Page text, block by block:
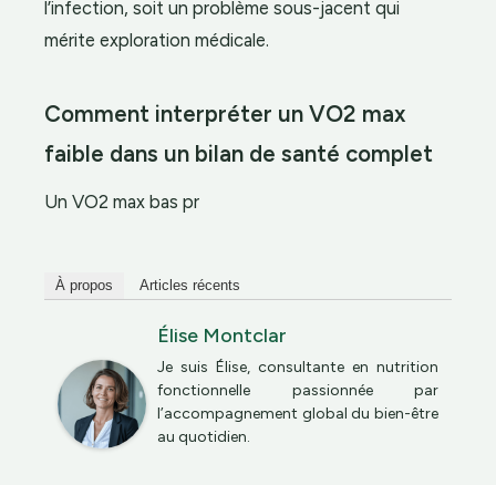
l’infection, soit un problème sous-jacent qui
mérite exploration médicale.
Comment interpréter un VO2 max
faible dans un bilan de santé complet
Un VO2 max bas pr
À propos Articles récents
Élise Montclar
Je suis Élise, consultante en nutrition
fonctionnelle passionnée par
l’accompagnement global du bien-être
au quotidien.